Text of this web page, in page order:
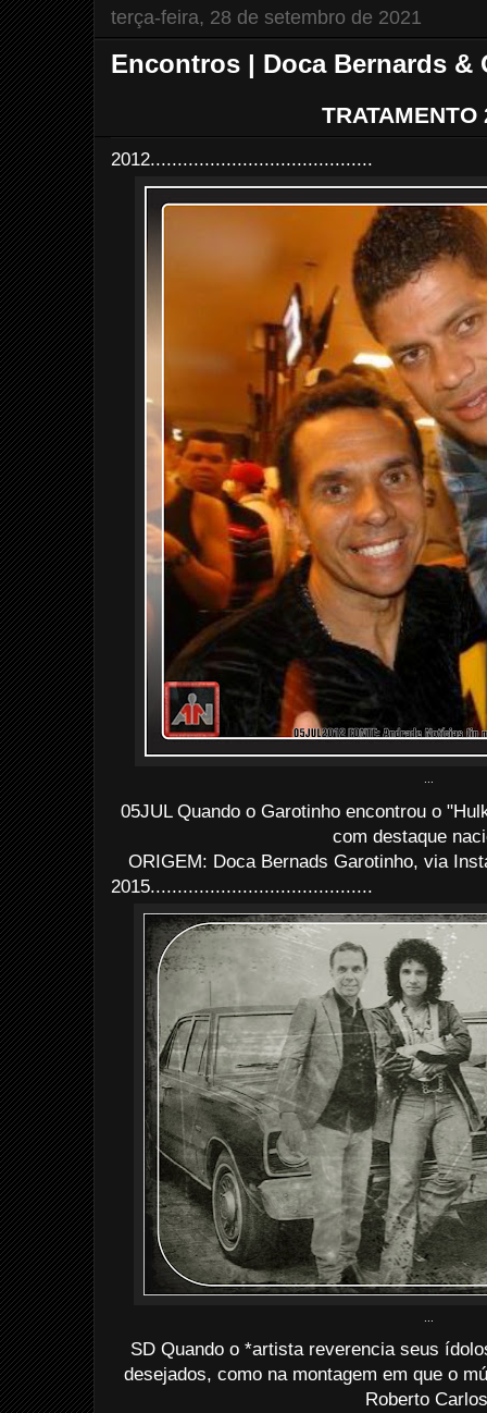
terça-feira, 28 de setembro de 2021
Encontros | Doca Bernards &
TRATAMENTO
2012.........................................
05JUL Quando o Garotinho encontrou o
com destaque
ORIGEM: Doca Bernads Garotinho, via
2015.........................................
SD Quando o *artista reverencia seus
desejados, como na montagem em que o
Roberto